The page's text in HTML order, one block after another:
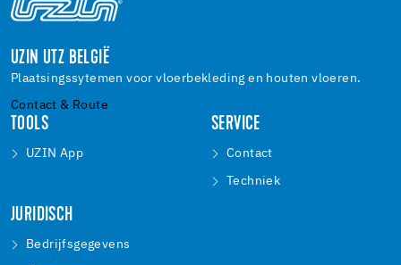
UZIN UTZ BELGIË
Plaatsingssytemen voor vloerbekleding en houten vloeren.
Contact & Route
TOOLS
UZIN App
SERVICE
Contact
Techniek
JURIDISCH
Bedrijfsgegevens